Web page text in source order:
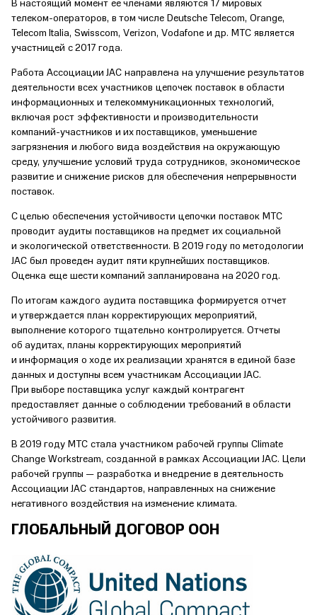
телеком-операторов, в том числе Deutsche Telecom, Orange,
Telecom Italia, Swisscom, Verizon, Vodafone и др. МТС является
участницей с 2017 года.
Работа Ассоциации JAC направлена на улучшение результатов
деятельности всех участников цепочек поставок в области
информационных и телекоммуникационных технологий,
включая рост эффективности и производительности
компаний-участников и их поставщиков, уменьшение
загрязнения и любого вида воздействия на окружающую
среду, улучшение условий труда сотрудников, экономическое
развитие и снижение рисков для обеспечения непрерывности
поставок.
С целью обеспечения устойчивости цепочки поставок МТС
проводит аудиты поставщиков на предмет их социальной
и экологической ответственности. В 2019 году по методологии
JAC был проведен аудит пяти крупнейших поставщиков.
Оценка еще шести компаний запланирована на 2020 год.
По итогам каждого аудита поставщика формируется отчет
и утверждается план корректирующих мероприятий,
выполнение которого тщательно контролируется. Отчеты
об аудитах, планы корректирующих мероприятий
и информация о ходе их реализации хранятся в единой базе
данных и доступны всем участникам Ассоциации JAC.
При выборе поставщика услуг каждый контрагент
предоставляет данные о соблюдении требований в области
устойчивого развития.
В 2019 году МТС стала участником рабочей группы Climate
Change Workstream, созданной в рамках Ассоциации JAC. Цели
рабочей группы — разработка и внедрение в деятельность
Ассоциации JAC стандартов, направленных на снижение
негативного воздействия на изменение климата.
ГЛОБАЛЬНЫЙ ДОГОВОР ООН